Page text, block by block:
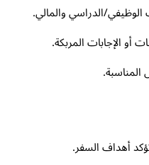
الدراسي والمالي.
الإجابات المربكة.
السفر.